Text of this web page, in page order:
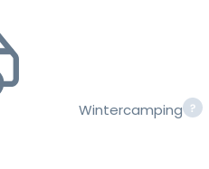
Wintercamping